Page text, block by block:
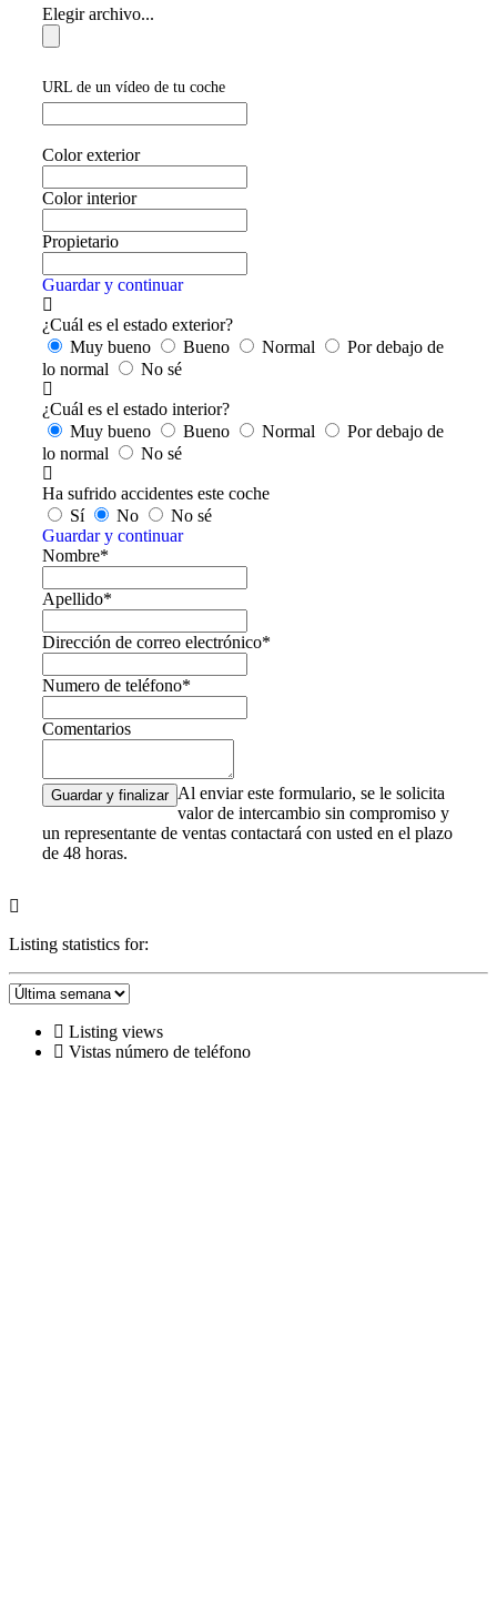
Elegir archivo...
URL de un vídeo de tu coche
Color exterior
Color interior
Propietario
Guardar y continuar
¿Cuál es el estado exterior?
Muy bueno
Bueno Normal
Por debajo de
lo normal
No sé
¿Cuál es el estado interior?
Muy bueno
Bueno Normal
Por debajo de
lo normal
No sé
Ha sufrido accidentes este coche
Sí
No
No sé
Guardar y continuar
Nombre*
Apellido*
Dirección de correo electrónico*
Numero de teléfono*
Comentarios
Al enviar este formulario, se le solicita
valor de intercambio sin compromiso y
un representante de ventas contactará con usted en el plazo
de 48 horas.
Listing statistics for:
Listing views
Vistas número de teléfono